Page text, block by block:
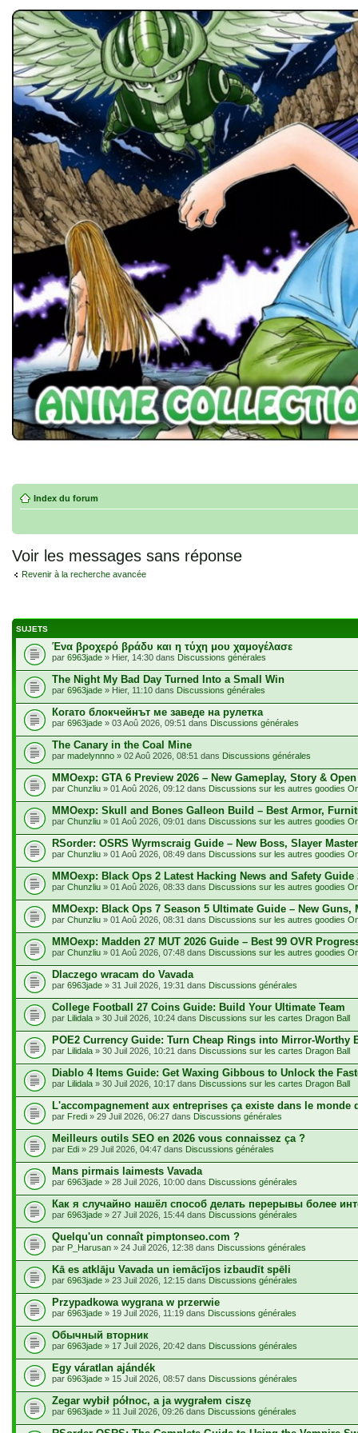
Index du forum
Voir les messages sans réponse
Revenir à la recherche avancée
SUJETS
Ένα βροχερό βράδυ και η τύχη μου χαμογέλασε
par 6963jade » Hier, 14:30 dans Discussions générales
The Night My Bad Day Turned Into a Small Win
par 6963jade » Hier, 11:10 dans Discussions générales
Когато блокчейнът ме заведе на рулетка
par 6963jade » 03 Aoû 2026, 09:51 dans Discussions générales
The Canary in the Coal Mine
par madelynnno » 02 Aoû 2026, 08:51 dans Discussions générales
MMOexp: GTA 6 Preview 2026 – New Gameplay, Story &
par Chunzliu » 01 Aoû 2026, 09:12 dans Discussions sur les autres goodies
MMOexp: Skull and Bones Galleon Build – Best Armor,
par Chunzliu » 01 Aoû 2026, 09:01 dans Discussions sur les autres goodies
RSorder: OSRS Wyrmscraig Guide – New Boss, Slayer
par Chunzliu » 01 Aoû 2026, 08:49 dans Discussions sur les autres goodies
MMOexp: Black Ops 2 Latest Hacking News and Safety Guide
par Chunzliu » 01 Aoû 2026, 08:33 dans Discussions sur les autres goodies
MMOexp: Black Ops 7 Season 5 Ultimate Guide – New Guns,
par Chunzliu » 01 Aoû 2026, 08:31 dans Discussions sur les autres goodies
MMOexp: Madden 27 MUT 2026 Guide – Best 99 OVR
par Chunzliu » 01 Aoû 2026, 07:48 dans Discussions sur les autres goodies
Dlaczego wracam do Vavada
par 6963jade » 31 Juil 2026, 19:31 dans Discussions générales
College Football 27 Coins Guide: Build Your Ultimate Team
par Lilidala » 30 Juil 2026, 10:24 dans Discussions sur les cartes Dragon Ball
POE2 Currency Guide: Turn Cheap Rings into Mirror-Worthy
par Lilidala » 30 Juil 2026, 10:21 dans Discussions sur les cartes Dragon Ball
Diablo 4 Items Guide: Get Waxing Gibbous to Unlock the
par Lilidala » 30 Juil 2026, 10:17 dans Discussions sur les cartes Dragon Ball
L'accompagnement aux entreprises ça existe dans le monde
par Fredi » 29 Juil 2026, 06:27 dans Discussions générales
Meilleurs outils SEO en 2026 vous connaissez ça ?
par Edi » 29 Juil 2026, 04:47 dans Discussions générales
Mans pirmais laimests Vavada
par 6963jade » 28 Juil 2026, 10:00 dans Discussions générales
Как я случайно нашёл способ делать перерывы более
par 6963jade » 27 Juil 2026, 15:44 dans Discussions générales
Quelqu'un connaît pimptonseo.com ?
par P_Harusan » 24 Juil 2026, 12:38 dans Discussions générales
Kā es atklāju Vavada un iemācījos izbaudīt spēli
par 6963jade » 23 Juil 2026, 12:15 dans Discussions générales
Przypadkowa wygrana w przerwie
par 6963jade » 19 Juil 2026, 11:19 dans Discussions générales
Обычный вторник
par 6963jade » 17 Juil 2026, 20:42 dans Discussions générales
Egy váratlan ajándék
par 6963jade » 15 Juil 2026, 08:57 dans Discussions générales
Zegar wybił północ, a ja wygrałem ciszę
par 6963jade » 11 Juil 2026, 09:26 dans Discussions générales